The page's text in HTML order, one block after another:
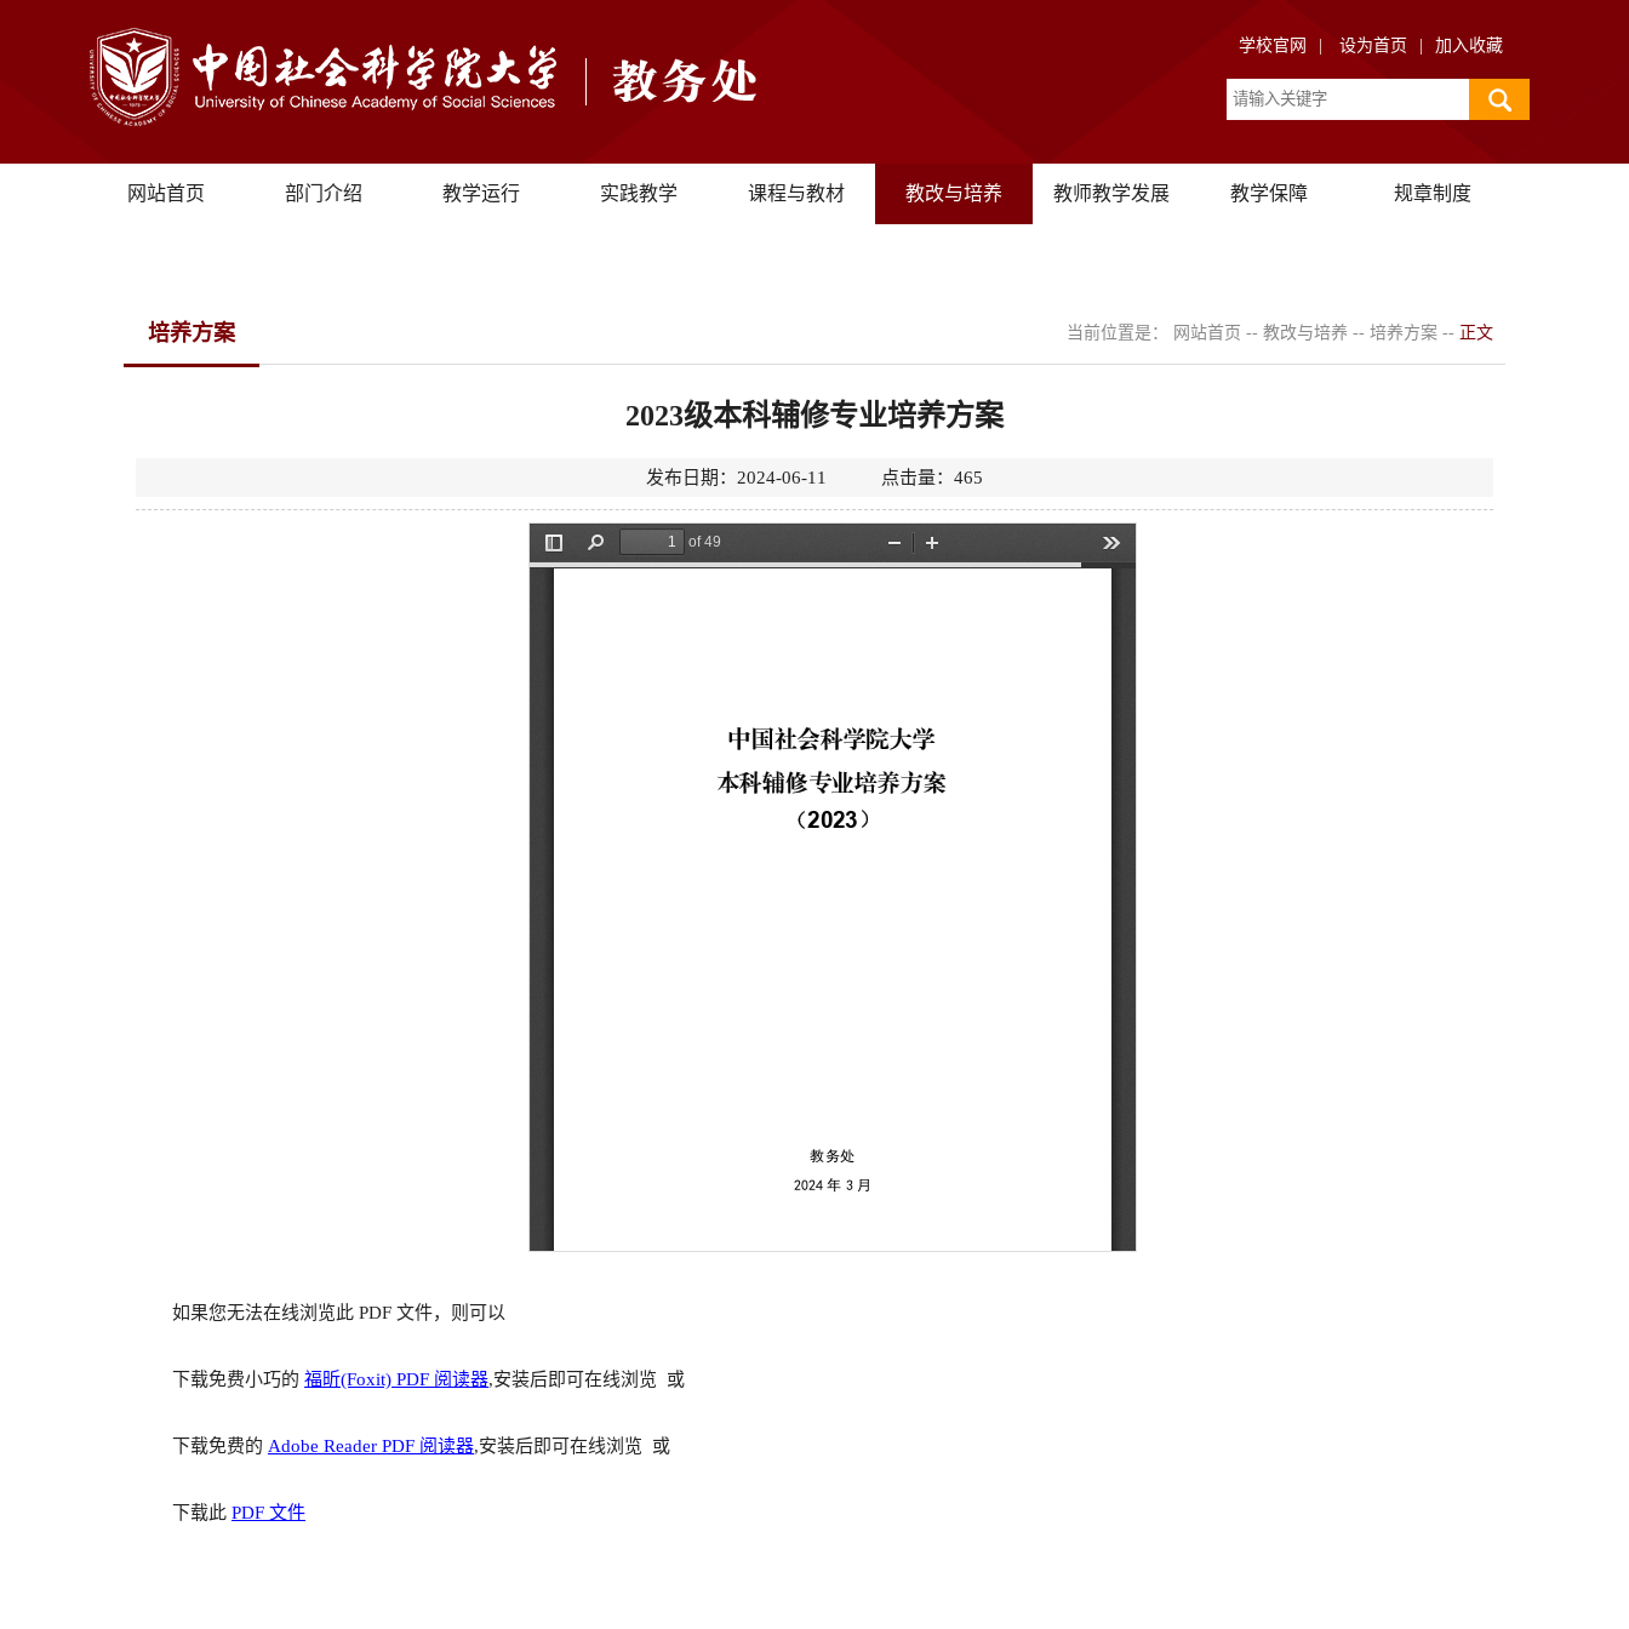
学校官网 设为首页 加入收藏
网站首页 部门介绍 教学运行 实践教学 课程与教材 教改与培养 教师教学发展 教学保障 规章制度
培养方案 当前位置是： 网站首页 -- 教改与培养 -- 培养方案 -- 正文
2023级本科辅修专业培养方案
发布日期：2024-06-11 点击量： 465
如果您无法在线浏览此 PDF 文件，则可以
下载免费小巧的 福昕(Foxit) PDF 阅读器,安装后即可在线浏览 或
下载免费的 Adobe Reader PDF 阅读器,安装后即可在线浏览 或
下载此 PDF 文件